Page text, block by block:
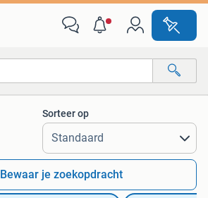
Alle afstanden…
Sorteer op
Bewaar je zoekopdracht